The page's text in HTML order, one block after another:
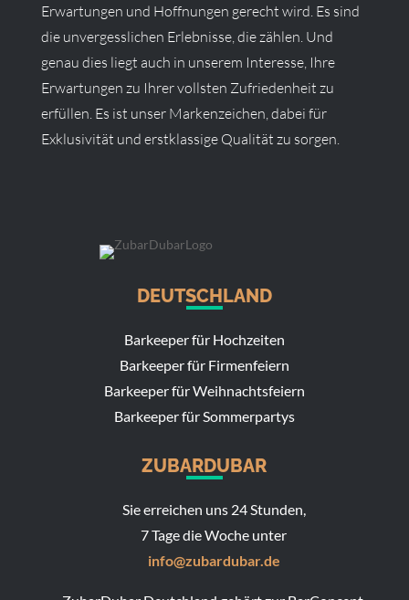
Erwartungen und Hoffnungen gerecht wird. Es sind
die unvergesslichen Erlebnisse, die zählen. Und
genau dies liegt auch in unserem Interesse, Ihre
Erwartungen zu Ihrer vollsten Zufriedenheit zu
erfüllen. Es ist unser Markenzeichen, dabei für
Exklusivität und erstklassige Qualität zu sorgen.
DEUTSCHLAND
Barkeeper für Hochzeiten
Barkeeper für Firmenfeiern
Barkeeper für Weihnachtsfeiern
Barkeeper für Sommerpartys
ZUBARDUBAR
Sie erreichen uns 24 Stunden,
7 Tage die Woche unter
info@zubardubar.de